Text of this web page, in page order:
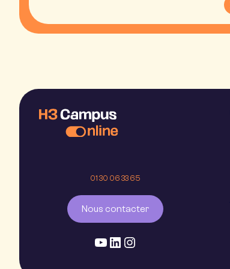
01 30 06 33 65
Nous contacter